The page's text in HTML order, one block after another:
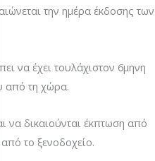
την ημέρα έκδοσης των
να έχει τουλάχιστον 6μηνη
από τη χώρα.
να δικαιούνται έκπτωση από
το ξενοδοχείο.